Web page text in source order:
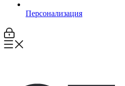
Персонализация